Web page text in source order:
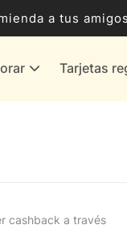
a tus
Tarjetas
y Cultura
y energía
cashback a través